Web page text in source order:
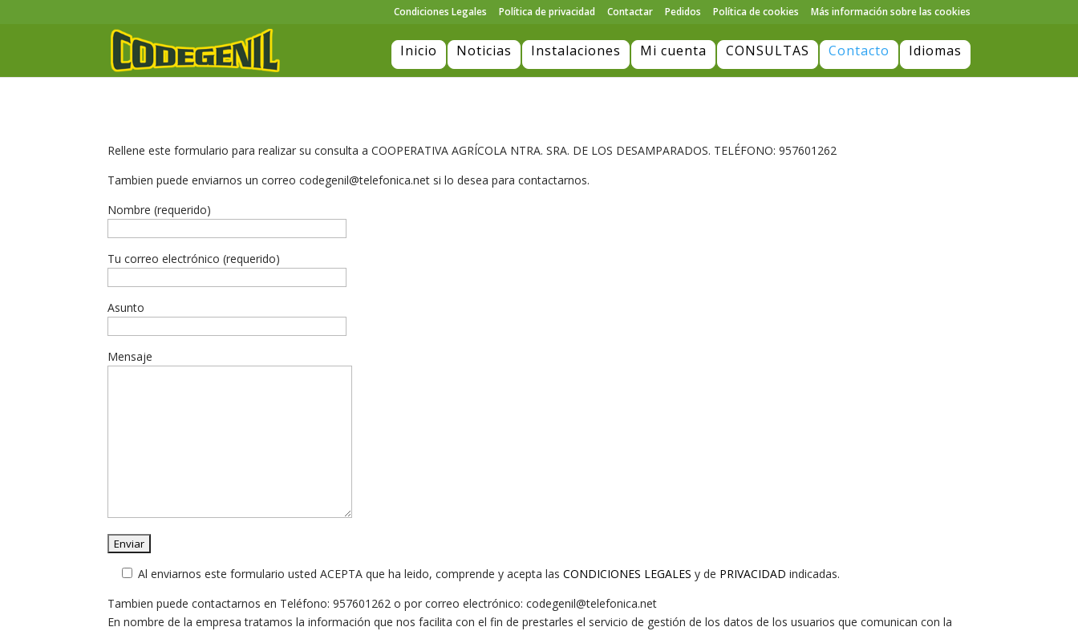
Condiciones Legales Política de privacidad Contactar Pedidos Política de cookies Más información sobre las cookies
Inicio Noticias Instalaciones Mi cuenta CONSULTAS Contacto Idiomas
Rellene este formulario para realizar su consulta a COOPERATIVA AGRÍCOLA NTRA. SRA. DE LOS DESAMPARADOS. TELÉFONO: 957601262
Tambien puede enviarnos un correo codegenil@telefonica.net si lo desea para contactarnos.
Nombre (requerido)
Tu correo electrónico (requerido)
Asunto
Mensaje
Al enviarnos este formulario usted ACEPTA que ha leido, comprende y acepta lasCONDICIONES LEGALES y de PRIVACIDAD indicadas.
Tambien puede contactarnos en Teléfono: 957601262 o por correo electrónico: codegenil@telefonica.net
En nombre de la empresa tratamos la información que nos facilita con el fin de prestarles el servicio de gestión de los datos de los usuarios que comunican con la